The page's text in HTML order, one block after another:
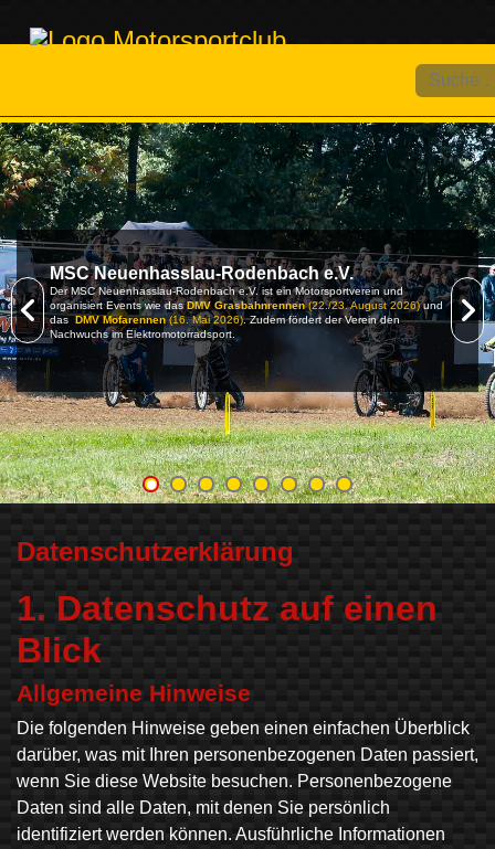
Suchen
MSC Neuenhasslau-Rodenbach e.V.
Der MSC Neuenhasslau-Rodenbach e.V. ist ein Motorsportverein und
organisiert Events wie dasDMV Grasbahnrennen(22./23. August 2026)und
dasDMV Mofarennen(16. Mai 2026). Zudem fördert der Verein den
Nachwuchs im Elektromotorradsport.
Datenschutzerklärung
1. Datenschutz auf einen
Blick
Allgemeine Hinweise
Die folgenden Hinweise geben einen einfachen Überblick
darüber, was mit Ihren personenbezogenen Daten passiert,
wenn Sie diese Website besuchen. Personenbezogene
Daten sind alle Daten, mit denen Sie persönlich
identifiziert werden können. Ausführliche Informationen